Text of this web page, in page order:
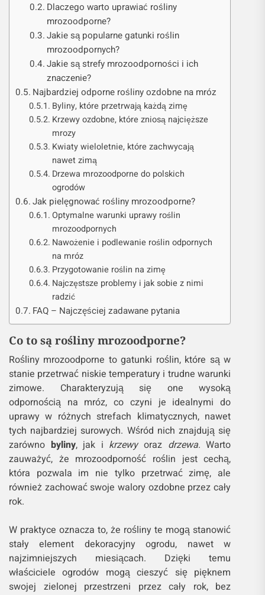
Dlaczego warto uprawiać rośliny
mrozoodporne?
Jakie są popularne gatunki roślin
mrozoodpornych?
Jakie są strefy mrozoodporności i ich
znaczenie?
Najbardziej odporne rośliny ozdobne na mróz
Byliny, które przetrwają każdą zimę
Krzewy ozdobne, które zniosą najcięższe
mrozy
Kwiaty wieloletnie, które zachwycają
nawet zimą
Drzewa mrozoodporne do polskich
ogrodów
Jak pielęgnować rośliny mrozoodporne?
Optymalne warunki uprawy roślin
mrozoodpornych
Nawożenie i podlewanie roślin odpornych
na mróz
Przygotowanie roślin na zimę
Najczęstsze problemy i jak sobie z nimi
radzić
FAQ – Najczęściej zadawane pytania
Co to są rośliny mrozoodporne?
Rośliny mrozoodporne to gatunki roślin, które są w
stanie przetrwać niskie temperatury i trudne warunki
zimowe. Charakteryzują się one wysoką
odpornością na mróz, co czyni je idealnymi do
uprawy w różnych strefach klimatycznych, nawet
tych najbardziej surowych. Wśród nich znajdują się
zarówno byliny, jak i krzewyoraz drzewa. Warto
zauważyć, że mrozoodporność roślin jest cechą,
która pozwala im nie tylko przetrwać zimę, ale
również zachować swoje walory ozdobne przez cały
rok.
W praktyce oznacza to, że rośliny te mogą stanowić
stały element dekoracyjny ogrodu, nawet w
najzimniejszych miesiącach. Dzięki temu
właściciele ogrodów mogą cieszyć się pięknem
swojej zielonej przestrzeni przez cały rok, bez